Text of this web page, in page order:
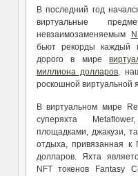
В последний год
виртуальные
невзаимозаменяемым
бьют рекорды каждый
дорого в мире
миллиона долларов,
роскошной виртуальной
В виртуальном мире
суперяхта
площадками, джакузи,
отдыха, привязанная
долларов. Яхта
NFT токенов Fantasy